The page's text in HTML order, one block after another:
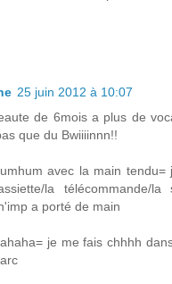
25 juin 2012 à 10:07
de 6mois a plus de
que du Bwiiiinnn!!
avec la main tendu=
la télécommande/la
a porté de main
je me fais chhhh